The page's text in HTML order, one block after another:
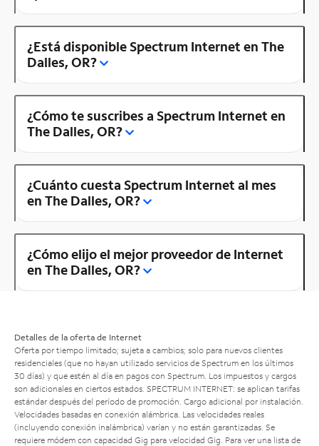
¿Está disponible Spectrum Internet en The
Dalles, OR?
¿Cómo te suscribes a Spectrum Internet en
The Dalles, OR?
¿Cuánto cuesta Spectrum Internet al mes
en The Dalles, OR?
¿Cómo elijo el mejor proveedor de Internet
en The Dalles, OR?
Detalles de la oferta de Internet
Oferta por tiempo limitado; sujeta a cambios; solo para nuevos clientes
residenciales (que no hayan utilizado servicios de Spectrum en los últimos
30 días) y que estén al día en pagos con Spectrum. Los impuestos y cargos
son adicionales en ciertos estados. SPECTRUM INTERNET: se aplican tarifas
estándar después del período de promoción. Cargo adicional por instalación.
Velocidades basadas en conexión alámbrica. Las velocidades reales
(incluyendo conexión inalámbrica) varían y no están garantizadas. Se
requiere módem con capacidad Gig para velocidad Gig. Para ver una lista de